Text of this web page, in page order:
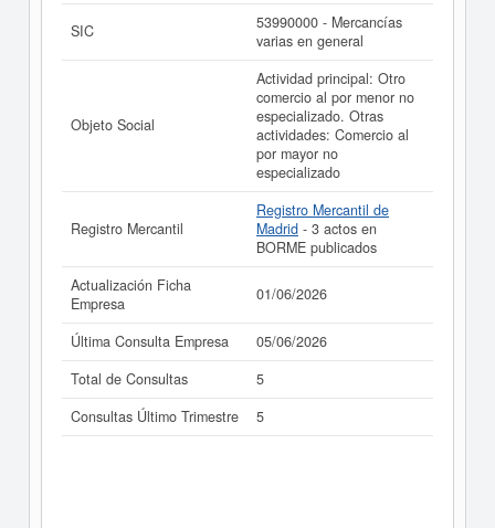
SIC
53990000 - Mercancías
varias en general
Objeto Social
Actividad principal: Otro
comercio al por menor no
especializado. Otras
actividades: Comercio al
por mayor no
especializado
Registro Mercantil
Registro Mercantil de
Madrid - 3 actos en
BORME publicados
Actualización Ficha
Empresa
01/06/2026
Última Consulta Empresa
05/06/2026
Total de Consultas
5
Consultas Último Trimestre
5